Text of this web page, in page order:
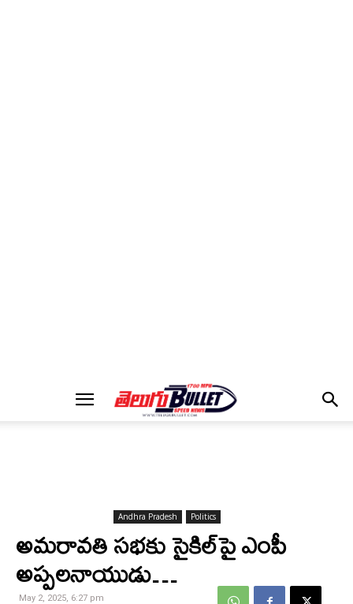
Andhra Pradesh Politics
అమరావతి సభకు సైకిల్‌పై ఎంపీ
అప్పలనాయుడు…
May 2, 2025, 6:27 pm